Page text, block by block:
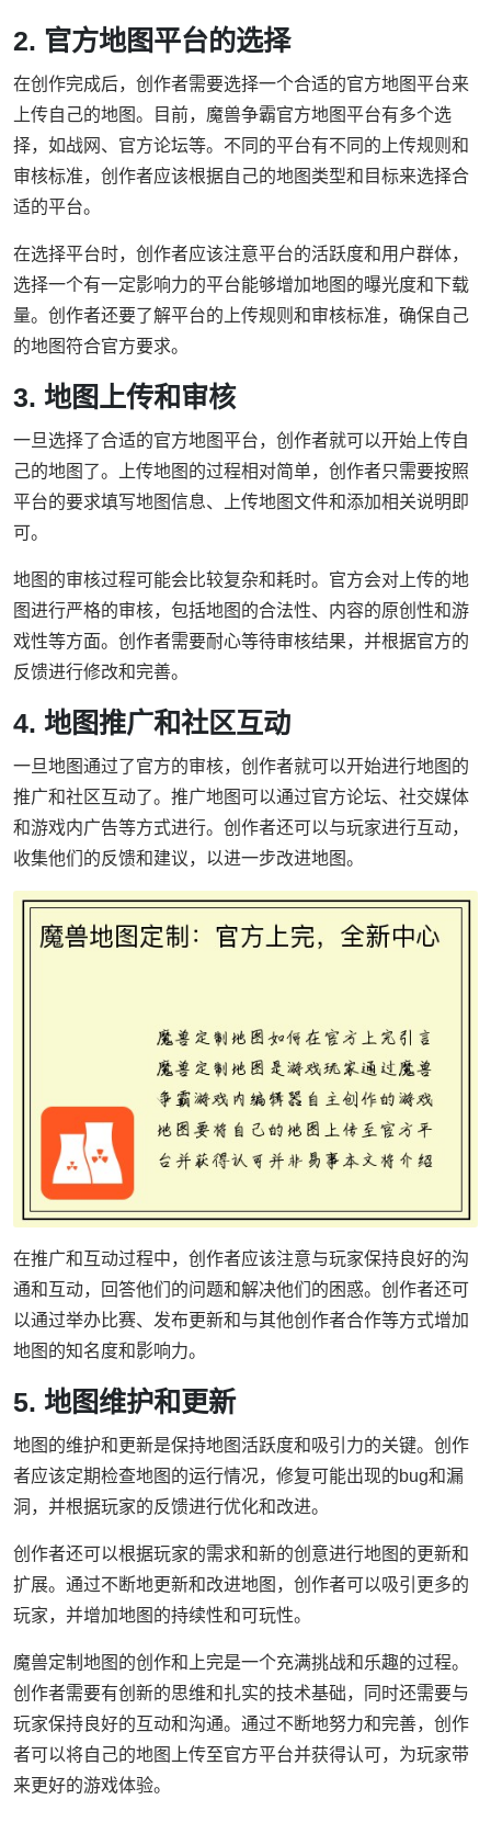
2. 官方地图平台的选择
在创作完成后，创作者需要选择一个合适的官方地图平台来
上传自己的地图。目前，魔兽争霸官方地图平台有多个选
择，如战网、官方论坛等。不同的平台有不同的上传规则和
审核标准，创作者应该根据自己的地图类型和目标来选择合
适的平台。
在选择平台时，创作者应该注意平台的活跃度和用户群体，
选择一个有一定影响力的平台能够增加地图的曝光度和下载
量。创作者还要了解平台的上传规则和审核标准，确保自己
的地图符合官方要求。
3. 地图上传和审核
一旦选择了合适的官方地图平台，创作者就可以开始上传自
己的地图了。上传地图的过程相对简单，创作者只需要按照
平台的要求填写地图信息、上传地图文件和添加相关说明即
可。
地图的审核过程可能会比较复杂和耗时。官方会对上传的地
图进行严格的审核，包括地图的合法性、内容的原创性和游
戏性等方面。创作者需要耐心等待审核结果，并根据官方的
反馈进行修改和完善。
4. 地图推广和社区互动
一旦地图通过了官方的审核，创作者就可以开始进行地图的
推广和社区互动了。推广地图可以通过官方论坛、社交媒体
和游戏内广告等方式进行。创作者还可以与玩家进行互动，
收集他们的反馈和建议，以进一步改进地图。
在推广和互动过程中，创作者应该注意与玩家保持良好的沟
通和互动，回答他们的问题和解决他们的困惑。创作者还可
以通过举办比赛、发布更新和与其他创作者合作等方式增加
地图的知名度和影响力。
5. 地图维护和更新
地图的维护和更新是保持地图活跃度和吸引力的关键。创作
者应该定期检查地图的运行情况，修复可能出现的bug和漏
洞，并根据玩家的反馈进行优化和改进。
创作者还可以根据玩家的需求和新的创意进行地图的更新和
扩展。通过不断地更新和改进地图，创作者可以吸引更多的
玩家，并增加地图的持续性和可玩性。
魔兽定制地图的创作和上完是一个充满挑战和乐趣的过程。
创作者需要有创新的思维和扎实的技术基础，同时还需要与
玩家保持良好的互动和沟通。通过不断地努力和完善，创作
者可以将自己的地图上传至官方平台并获得认可，为玩家带
来更好的游戏体验。